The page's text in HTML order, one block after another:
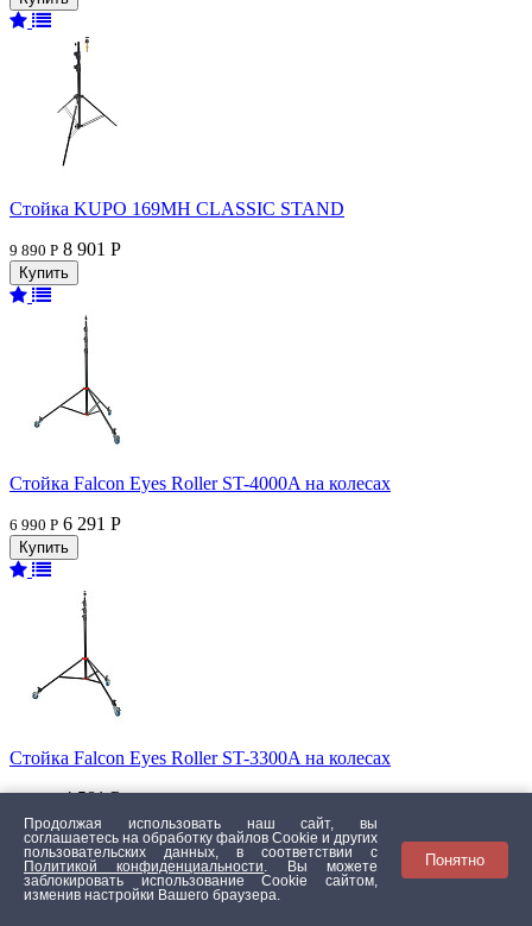
Стойка KUPO 169MH CLASSIC STAND
9 890 Р 8 901 Р
Стойка Falcon Eyes Roller ST-4000A на колесах
6 990 Р 6 291 Р
Стойка Falcon Eyes Roller ST-3300A на колесах
4 581 Р
Продолжая использовать наш сайт, вы
соглашаетесь на обработку файлов Сookie и других
пользовательских данных, в соответствии с
Политикой конфиденциальности
. Вы можете
заблокировать использование Cookie сайтом,
изменив настройки Вашего браузера.
Понятно